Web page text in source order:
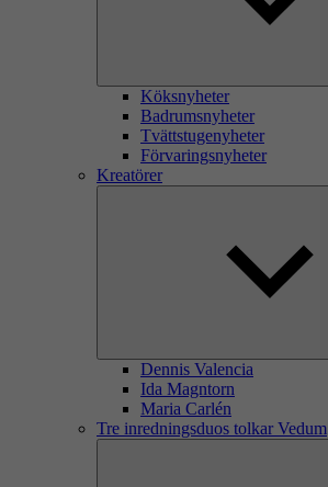
Köksnyheter
Badrumsnyheter
Tvättstugenyheter
Förvaringsnyheter
Kreatörer
Dennis Valencia
Ida Magntorn
Maria Carlén
Tre inredningsduos tolkar Vedum